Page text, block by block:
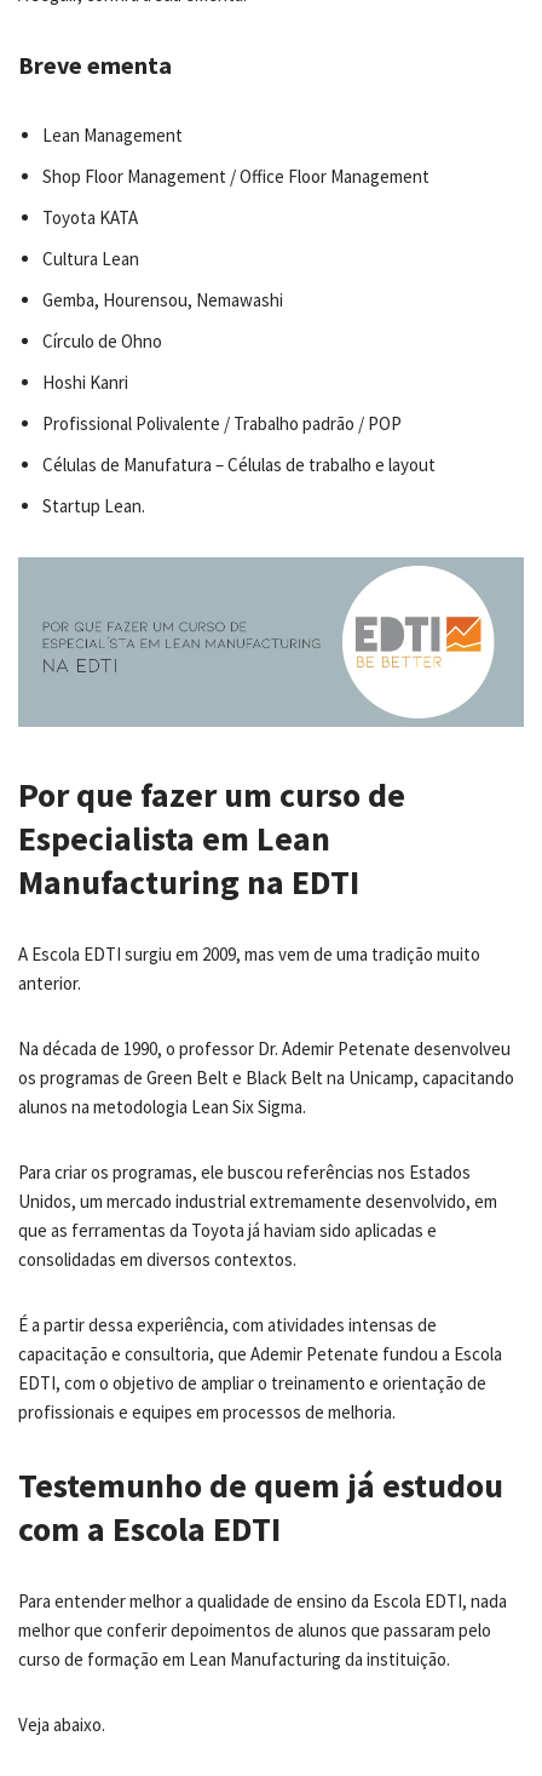
Breve ementa
Lean Management
Shop Floor Management / Office Floor Management
Toyota KATA
Cultura Lean
Gemba, Hourensou, Nemawashi
Círculo de Ohno
Hoshi Kanri
Profissional Polivalente / Trabalho padrão / POP
Células de Manufatura – Células de trabalho e layout
Startup Lean.
Por que fazer um curso de
Especialista em Lean
Manufacturing na EDTI
A Escola EDTI surgiu em 2009, mas vem de uma tradição muito
anterior.
Na década de 1990, o professor Dr. Ademir Petenate desenvolveu
os programas de Green Belt e Black Belt na Unicamp, capacitando
alunos na metodologia Lean Six Sigma.
Para criar os programas, ele buscou referências nos Estados
Unidos, um mercado industrial extremamente desenvolvido, em
que as ferramentas da Toyota já haviam sido aplicadas e
consolidadas em diversos contextos.
É a partir dessa experiência, com atividades intensas de
capacitação e consultoria, que Ademir Petenate fundou a Escola
EDTI, com o objetivo de ampliar o treinamento e orientação de
profissionais e equipes em processos de melhoria.
Testemunho de quem já estudou
com a Escola EDTI
Para entender melhor a qualidade de ensino da Escola EDTI, nada
melhor que conferir depoimentos de alunos que passaram pelo
curso de formação em Lean Manufacturing da instituição.
Veja abaixo.